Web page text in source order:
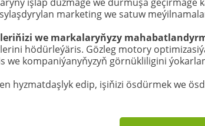
marketing we satuw
we markalaryňyzy
hödürleýäris. Gözleg motory
kompaniýanyňyzyň görnükliligini
hyzmatdaşlyk edip, işiňizi ösdürmek we